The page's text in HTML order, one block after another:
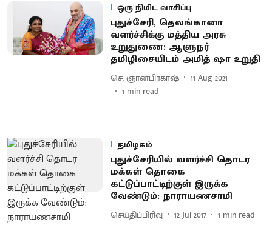
ஒரு நிமிட வாசிப்பு
புதுச்சேரி, தெலங்கானா
வளர்ச்சிக்கு மத்திய அரசு
உறுதுணை: ஆளுநர்
தமிழிசையிடம் அமித் ஷா உறுதி
செ. ஞானபிரகாஷ்
11 Aug 2021
1 min read
தமிழகம்
புதுச்சேரியில் வளர்ச்சி தொடர
மக்கள் தொகை
கட்டுப்பாட்டிற்குள் இருக்க
வேண்டும்: நாராயணசாமி
செய்திப்பிரிவு 12 Jul 2017 1 min read